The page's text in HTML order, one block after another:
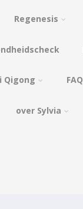
Regenesis
Qigong FAQ
over Sylvia